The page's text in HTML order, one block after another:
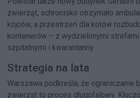
zwierząt, schronisko otrzymało
kojców, a przestrzeń dla kotów
kontenerów – z wydzielonymi strefami
szpitalnymi i kwarantanny.
Strategia na lata
Warszawa podkreśla, że ograniczanie
zwierząt to proces długofalowy.